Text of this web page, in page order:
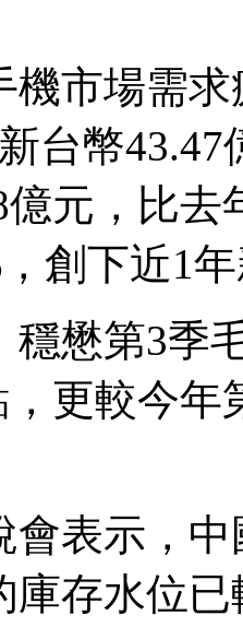
機市場需
台幣43.47
元，比去
創下近1
穩懋第3季
更較今年
會表示，
庫存水位